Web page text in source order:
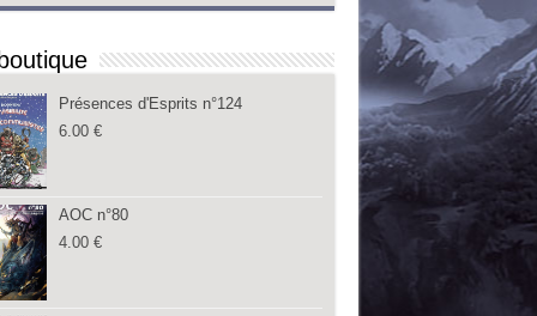
Présences d'Esprits n°124
6.00 €
AOC n°80
4.00 €